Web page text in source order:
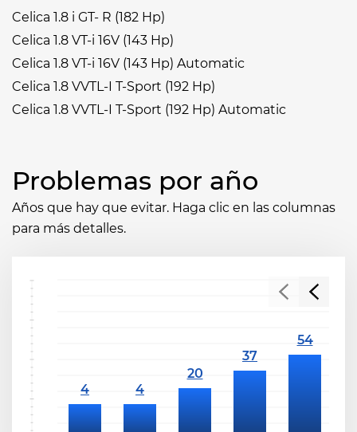
Celica 1.8 i GT- R (182 Hp)
Celica 1.8 VT-i 16V (143 Hp)
Celica 1.8 VT-i 16V (143 Hp) Automatic
Celica 1.8 VVTL-I T-Sport (192 Hp)
Celica 1.8 VVTL-I T-Sport (192 Hp) Automatic
Problemas por año
Años que hay que evitar. Haga clic en las columnas
para más detalles.